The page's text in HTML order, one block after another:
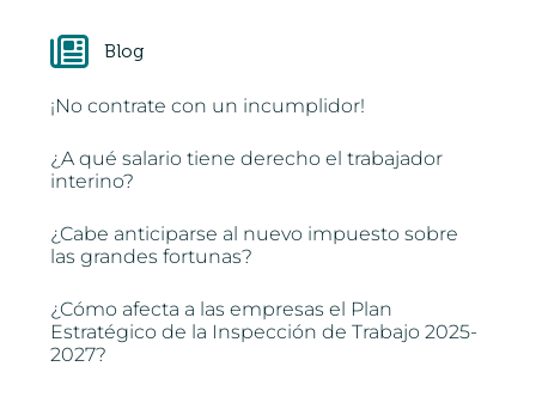
Blog
¡No contrate con un incumplidor!
¿A qué salario tiene derecho el trabajador
interino?
¿Cabe anticiparse al nuevo impuesto sobre
las grandes fortunas?
¿Cómo afecta a las empresas el Plan
Estratégico de la Inspección de Trabajo 2025-
2027?